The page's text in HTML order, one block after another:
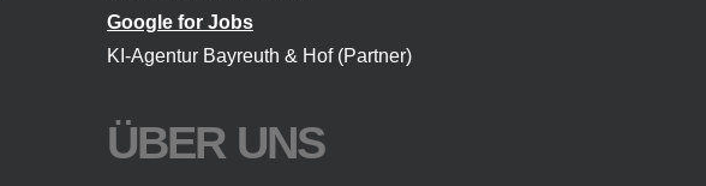
Google for Jobs
KI-Agentur Bayreuth & Hof (Partner)
ÜBER UNS